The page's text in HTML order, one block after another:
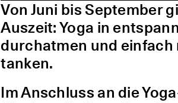
Von Juni bis September
Auszeit: Yoga in
durchatmen und einfach
tanken.
Im Anschluss an die